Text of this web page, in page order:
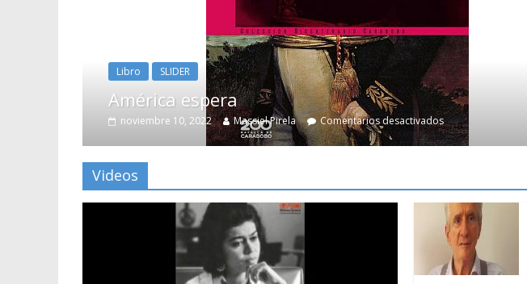
Libro SLIDER
América espera
noviembre 10, 2022 Massiel Pirela Comentarios desactivados
Videos